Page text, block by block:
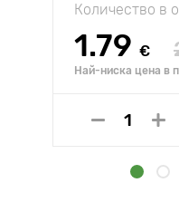
Количество в
1.79 €
Най-ниска цена в